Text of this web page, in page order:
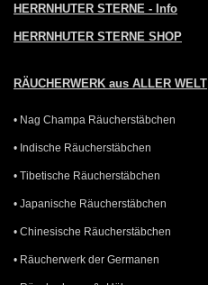
HERRNHUTER STERNE - Info
HERRNHUTER STERNE SHOP
RÄUCHERWERK aus ALLER WELT
• Nag Champa Räucherstäbchen
• Indische Räucherstäbchen
• Tibetische Räucherstäbchen
• Japanische Räucherstäbchen
• Chinesische Räucherstäbchen
• Räucherwerk der Germanen